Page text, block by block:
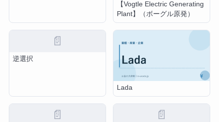
【Vogtle Electric Generating
Plant】（ボーグル原発）
📄
逆選択
Lada
📄 📄